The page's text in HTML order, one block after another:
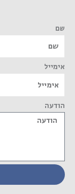
שם
אימייל
הודעה